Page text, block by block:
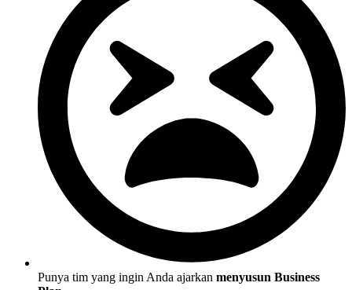
Punya tim yang ingin Anda ajarkan menyusun Business